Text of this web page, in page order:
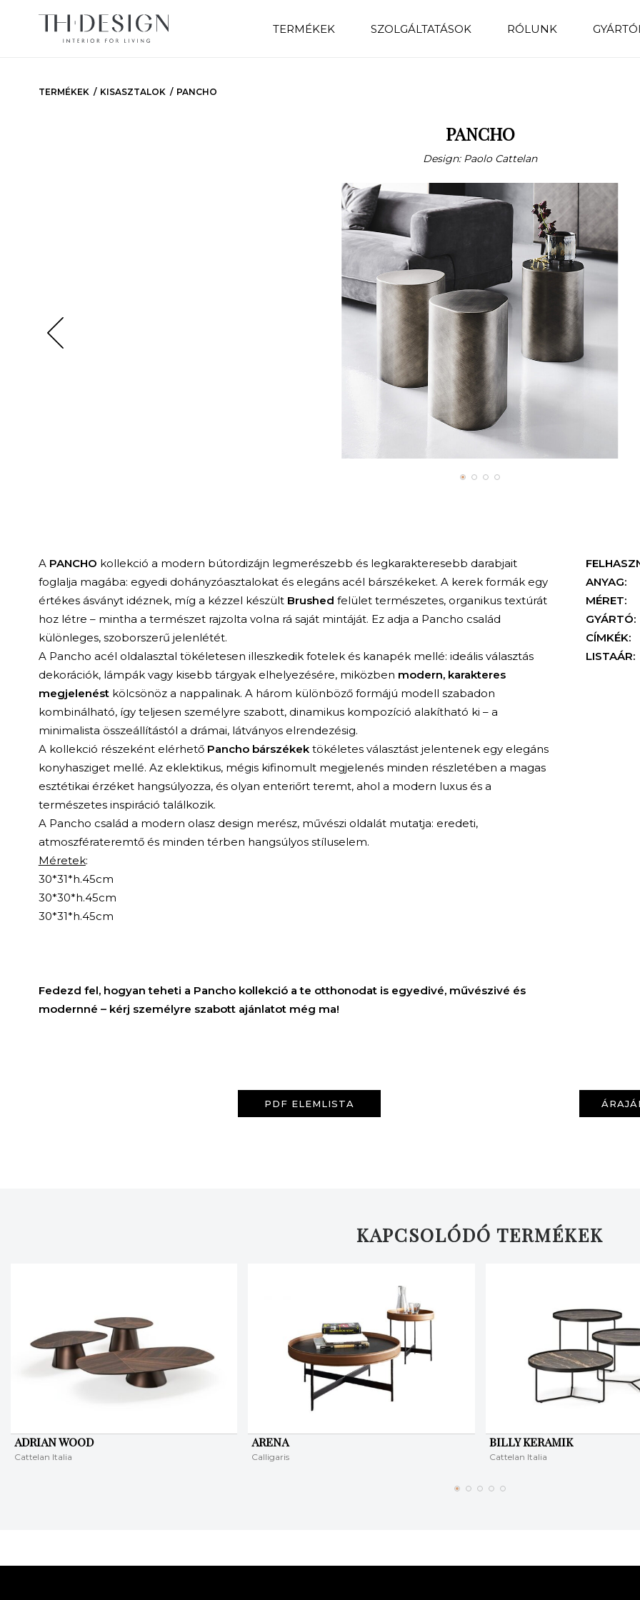
TERMÉKEK SZOLGÁLTATÁSOK RÓLUNK
TERMÉKEK KISASZTALOK PANCHO
PANCHO
Design: Paolo Cattelan
A PANCHO kollekció a modern bútordizájn legmerészebb és legkarakteresebb darabjait
foglalja magába: egyedi dohányzóasztalokat és elegáns acél bárszékeket. A kerek formák egy
értékes ásványt idéznek, míg a kézzel készült Brushed felület természetes, organikus textúrát
hoz létre – mintha a természet rajzolta volna rá saját mintáját. Ez adja a Pancho család
különleges, szoborszerű jelenlétét.
A Pancho acél oldalasztal tökéletesen illeszkedik fotelek és kanapék mellé: ideális választás
dekorációk, lámpák vagy kisebb tárgyak elhelyezésére, miközben modern, karakteres
megjelenéstkölcsönöz a nappalinak. A három különböző formájú modell szabadon
kombinálható, így teljesen személyre szabott, dinamikus kompozíció alakítható ki – a
minimalista összeállítástól a drámai, látványos elrendezésig.
A kollekció részeként elérhető Pancho bárszékektökéletes választást jelentenek egy elegáns
konyhasziget mellé. Az eklektikus, mégis kifinomult megjelenés minden részletében a magas
esztétikai érzéket hangsúlyozza, és olyan enteriőrt teremt, ahol a modern luxus és a
természetes inspiráció találkozik.
A Pancho család a modern olasz design merész, művészi oldalát mutatja: eredeti,
atmoszférateremtő és minden térben hangsúlyos stíluselem.
Méretek:
30*31*h.45cm
30*30*h.45cm
30*31*h.45cm
Fedezd fel, hogyan teheti a Pancho kollekció a te otthonodat is egyedivé, művészivé és
modernné – kérj személyre szabott ajánlatot még ma!
ANYAG:
MÉRET:
GYÁRTÓ:
CÍMKÉK:
LISTAÁR:
PDF ELEMLISTA
KAPCSOLÓDÓ TERMÉKEK
ADRIAN WOOD
Cattelan Italia
ARENA
Calligaris
BILLY KERAMIK
Cattelan Italia